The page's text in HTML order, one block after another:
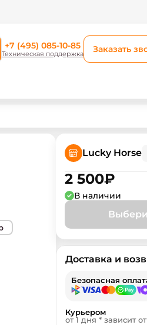
+7 (495) 085-10-85
Техническая поддержка Заказать
Lucky Horse
2 500₽
В наличии
Доставка и
Безопасная
Курьером
от 1 дня * зависит